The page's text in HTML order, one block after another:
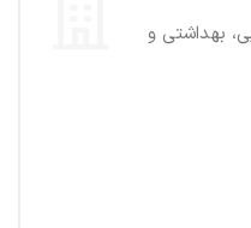
بهداشتی و